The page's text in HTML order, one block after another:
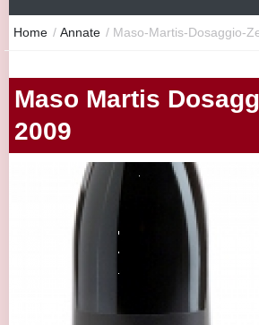
Home / Annate / Maso-Martis-Dosaggio-
Maso Martis
2009